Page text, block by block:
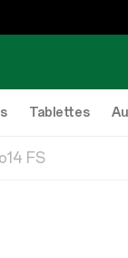
Tablettes
FS